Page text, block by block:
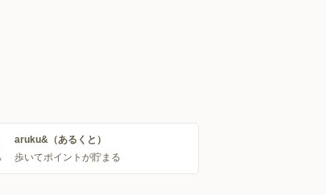
aruku&（あるくと）
歩いてポイントが貯まる